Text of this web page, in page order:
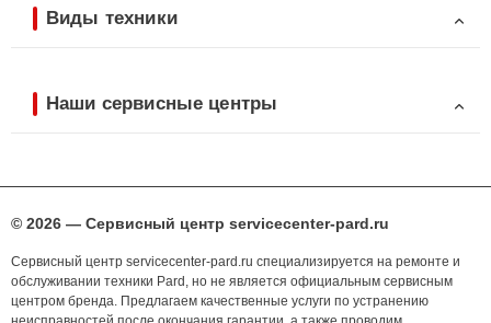
Виды техники
Наши сервисные центры
© 2026 — Сервисный центр servicecenter-pard.ru
Сервисный центр servicecenter-pard.ru специализируется на ремонте и
обслуживании техники Pard, но не является официальным сервисным
центром бренда. Предлагаем качественные услуги по устранению